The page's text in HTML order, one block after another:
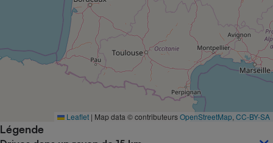
Leaflet | Map data © contributeursOpenStreetMap CC-BY-SA
Légende
Complément
alimentaire
Assurance emprunteur
Banque
Petit électroménager -
Matelas
Mutuelle